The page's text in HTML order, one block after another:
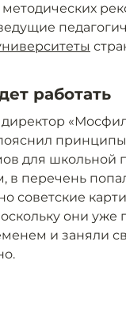
методических
работать
для школьной
в перечень
советские
они
и заняли